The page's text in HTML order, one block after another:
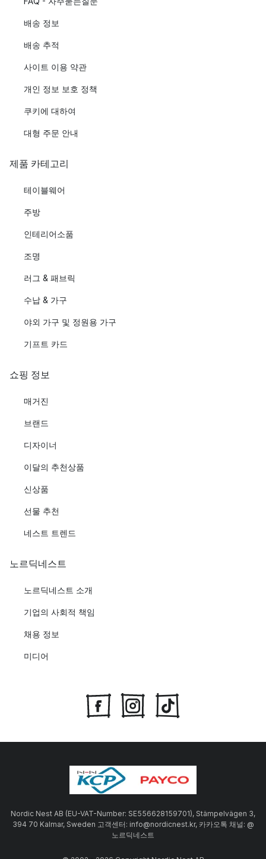
배송 정보
배송 추적
사이트 이용 약관
개인 정보 보호 정책
쿠키에 대하여
대형 주문 안내
제품 카테고리
테이블웨어
주방
인테리어소품
조명
러그 & 패브릭
수납 & 가구
야외 가구 및 정원용 가구
기프트 카드
쇼핑 정보
매거진
브랜드
디자이너
이달의 추천상품
신상품
선물 추천
네스트 트렌드
노르딕네스트
노르딕네스트 소개
기업의 사회적 책임
채용 정보
미디어
Nordic Nest AB (EU-VAT-Number: SE556628159701), Stämpelvägen 3,
394 70 Kalmar, Sweden 고객센터: info@nordicnest.kr, 카카오톡 채널: @
노르딕네스트